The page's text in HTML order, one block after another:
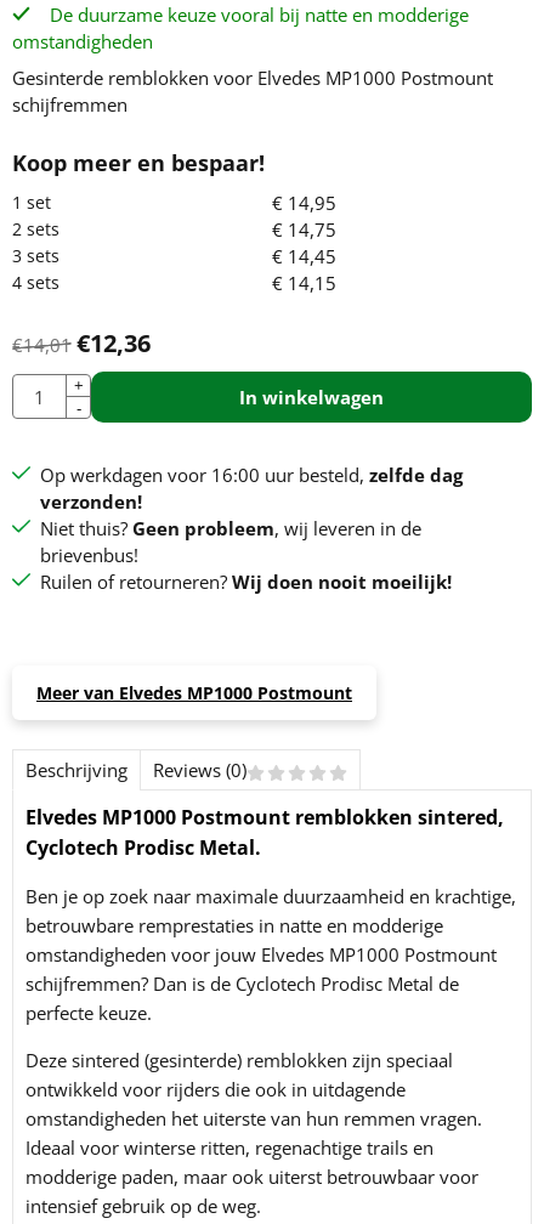
De duurzame keuze vooral bij natte en modderige
omstandigheden
Gesinterde remblokken voor Elvedes MP1000 Postmount
schijfremmen
€ 14,95
€ 14,75
€ 14,45
€ 14,15
€14,01 €12,36
Aantal
+
-
In winkelwagen
Op werkdagen voor 16:00 uur besteld, zelfde dag
verzonden!
Niet thuis? Geen probleem, wij leveren in de
brievenbus!
Ruilen of retourneren? Wij doen nooit moeilijk!
Meer van Elvedes MP1000 Postmount
Beschrijving Reviews (0)
Elvedes MP1000 Postmount remblokken sintered,
Cyclotech Prodisc Metal.
Ben je op zoek naar maximale duurzaamheid en krachtige,
betrouwbare remprestaties in natte en modderige
omstandigheden voor jouw Elvedes MP1000 Postmount
schijfremmen? Dan is de Cyclotech Prodisc Metal de
perfecte keuze.
Deze sintered (gesinterde) remblokken zijn speciaal
ontwikkeld voor rijders die ook in uitdagende
omstandigheden het uiterste van hun remmen vragen.
Ideaal voor winterse ritten, regenachtige trails en
modderige paden, maar ook uiterst betrouwbaar voor
intensief gebruik op de weg.